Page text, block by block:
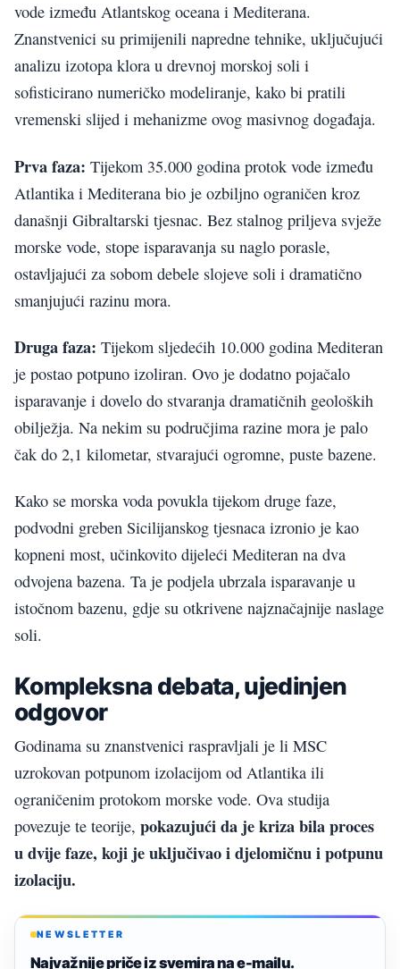
vode između Atlantskog oceana i Mediterana.
Znanstvenici su primijenili napredne tehnike, uključujući
analizu izotopa klora u drevnoj morskoj soli i
sofisticirano numeričko modeliranje, kako bi pratili
vremenski slijed i mehanizme ovog masivnog događaja.
Prva faza: Tijekom 35.000 godina protok vode između
Atlantika i Mediterana bio je ozbiljno ograničen kroz
današnji Gibraltarski tjesnac. Bez stalnog priljeva svježe
morske vode, stope isparavanja su naglo porasle,
ostavljajući za sobom debele slojeve soli i dramatično
smanjujući razinu mora.
Druga faza: Tijekom sljedećih 10.000 godina Mediteran
je postao potpuno izoliran. Ovo je dodatno pojačalo
isparavanje i dovelo do stvaranja dramatičnih geoloških
obilježja. Na nekim su područjima razine mora je palo
čak do 2,1 kilometar, stvarajući ogromne, puste bazene.
Kako se morska voda povukla tijekom druge faze,
podvodni greben Sicilijanskog tjesnaca izronio je kao
kopneni most, učinkovito dijeleći Mediteran na dva
odvojena bazena. Ta je podjela ubrzala isparavanje u
istočnom bazenu, gdje su otkrivene najznačajnije naslage
soli.
Kompleksna debata, ujedinjen
odgovor
Godinama su znanstvenici raspravljali je li MSC
uzrokovan potpunom izolacijom od Atlantika ili
ograničenim protokom morske vode. Ova studija
povezuje te teorije, pokazujući da je kriza bila proces
u dvije faze, koji je uključivao i djelomičnu i potpunu
izolaciju.
NEWSLETTER
Najvažnije priče iz svemira na e-mailu.